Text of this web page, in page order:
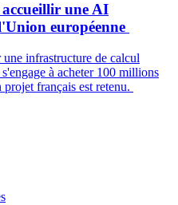
une AI
européenne
infrastructure de calcul
à acheter 100 millions
français est retenu.